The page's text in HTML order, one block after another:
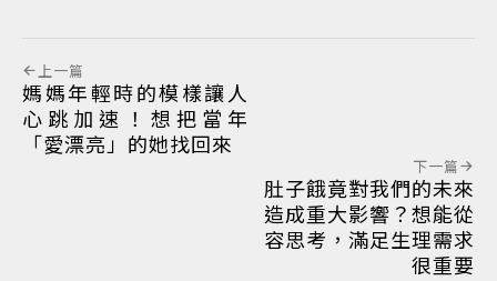
上一篇
媽媽年輕時的模樣讓人
心跳加速！想把當年
「愛漂亮」的她找回來
下一篇
肚子餓竟對我們的未來
造成重大影響？想能從
容思考，滿足生理需求
很重要